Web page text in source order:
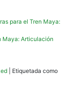
para el Tren Maya:
Maya: Articulación
Etiquetada como